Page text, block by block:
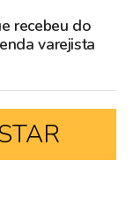
recebeu do
varejista